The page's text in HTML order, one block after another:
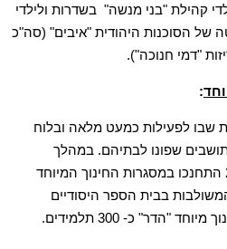
קהילת "בני מנשה" בשדרות ולילדי
של הסוכנות היהודית "איבים" (סה"כ
:
שבו לפעילות כמעט מלאה ובלוח
שפונו לבתיהם. במהלך
המחצית השנייה של שנת 2024 התחנכו במסגרות החינוך המיוחד
בבית הספר היסודיים
והתיכוניים ובביה"ס האזורי לחינוך מיוחד "הדר" כ- 300 תלמידים.